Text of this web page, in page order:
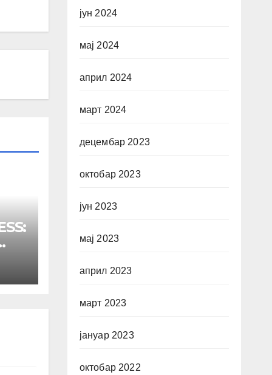
јун 2024
мај 2024
април 2024
март 2024
децембар 2023
октобар 2023
јун 2023
мај 2023
април 2023
март 2023
јануар 2023
октобар 2022